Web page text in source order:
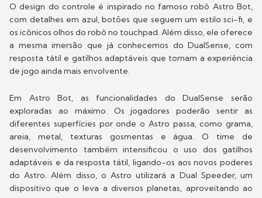
O design do controle é inspirado no famoso robô Astro Bot,
com detalhes em azul, botões que seguem um estilo sci-fi, e
os icônicos olhos do robô no touchpad. Além disso, ele oferece
a mesma imersão que já conhecemos do DualSense, com
resposta tátil e gatilhos adaptáveis que tornam a experiência
de jogo ainda mais envolvente.
Em Astro Bot, as funcionalidades do DualSense serão
exploradas ao máximo. Os jogadores poderão sentir as
diferentes superfícies por onde o Astro passa, como grama,
areia, metal, texturas gosmentas e água. O time de
desenvolvimento também intensificou o uso dos gatilhos
adaptáveis e da resposta tátil, ligando-os aos novos poderes
do Astro. Além disso, o Astro utilizará a Dual Speeder, um
dispositivo que o leva a diversos planetas, aproveitando ao